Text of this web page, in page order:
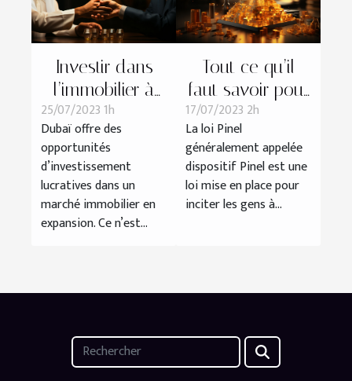
Investir dans
l’immobilier à
Dubaï : tout
savoir
25/07/2023 1h
Dubaï offre des
opportunités
d’investissement
lucratives dans un
marché immobilier en
expansion. Ce n’est...
Tout ce qu’il
faut savoir pour
investir en Pinel
17/07/2023 2h
La loi Pinel
généralement appelée
dispositif Pinel est une
loi mise en place pour
inciter les gens à...